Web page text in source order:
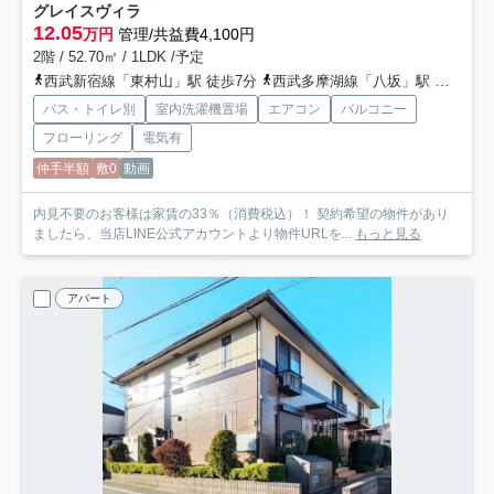
グレイスヴィラ
12.05万円 管理/共益費4,100円
2階 / 52.70㎡ / 1LDK /予定
西武新宿線「東村山」駅 徒歩7分
西武多摩湖線「八坂」駅 徒歩28分
バス・トイレ別 室内洗濯機置場 エアコン
バルコニー
フローリング
電気有
仲手半額 敷0 動画
内見不要のお客様は家賃の33％（消費税込）！ 契約希望の物件があり
ましたら、当店LINE公式アカウントより物件URLを...
もっと見る
アパート